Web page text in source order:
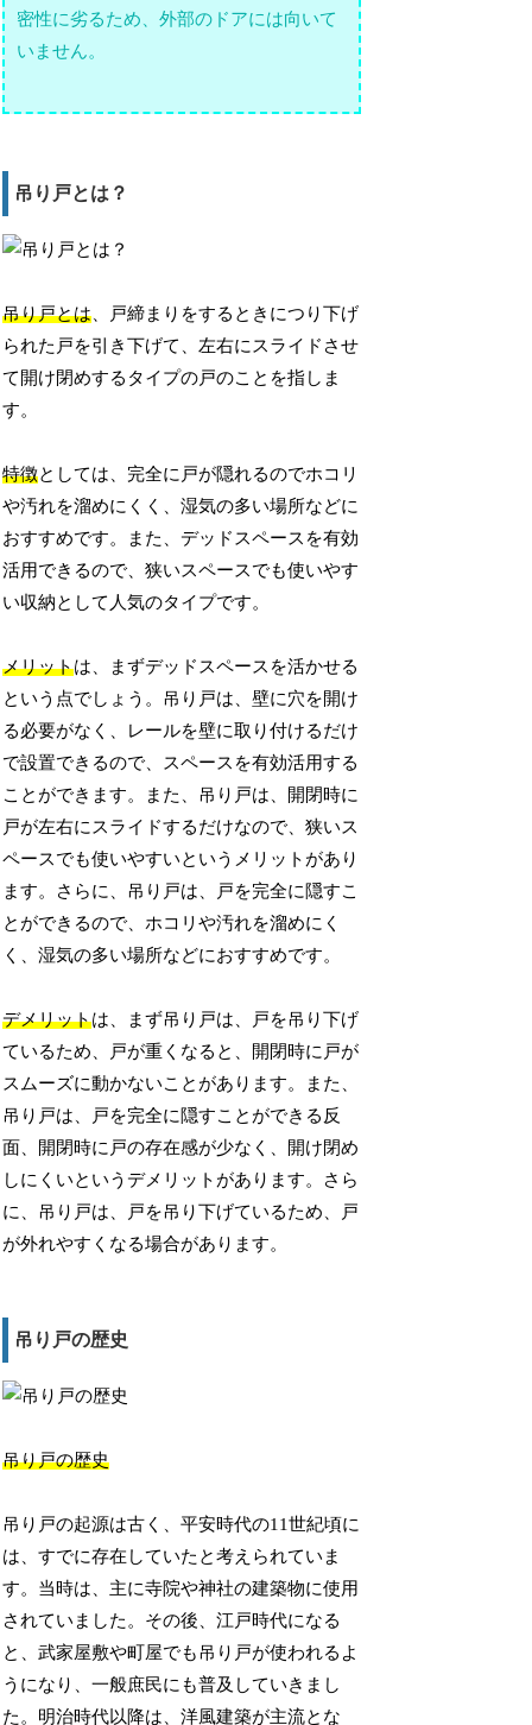
密性に劣るため、外部のドアには向いて
いません。
吊り戸とは？
吊り戸とは、戸締まりをするときにつり下げ
られた戸を引き下げて、左右にスライドさせ
て開け閉めするタイプの戸のことを指しま
す。
特徴としては、完全に戸が隠れるのでホコリ
や汚れを溜めにくく、湿気の多い場所などに
おすすめです。また、デッドスペースを有効
活用できるので、狭いスペースでも使いやす
い収納として人気のタイプです。
メリットは、まずデッドスペースを活かせる
という点でしょう。吊り戸は、壁に穴を開け
る必要がなく、レールを壁に取り付けるだけ
で設置できるので、スペースを有効活用する
ことができます。また、吊り戸は、開閉時に
戸が左右にスライドするだけなので、狭いス
ペースでも使いやすいというメリットがあり
ます。さらに、吊り戸は、戸を完全に隠すこ
とができるので、ホコリや汚れを溜めにく
く、湿気の多い場所などにおすすめです。
デメリットは、まず吊り戸は、戸を吊り下げ
ているため、戸が重くなると、開閉時に戸が
スムーズに動かないことがあります。また、
吊り戸は、戸を完全に隠すことができる反
面、開閉時に戸の存在感が少なく、開け閉め
しにくいというデメリットがあります。さら
に、吊り戸は、戸を吊り下げているため、戸
が外れやすくなる場合があります。
吊り戸の歴史
吊り戸の歴史
吊り戸の起源は古く、平安時代の11世紀頃に
は、すでに存在していたと考えられていま
す。当時は、主に寺院や神社の建築物に使用
されていました。その後、江戸時代になる
と、武家屋敷や町屋でも吊り戸が使われるよ
うになり、一般庶民にも普及していきまし
た。明治時代以降は、洋風建築が主流とな